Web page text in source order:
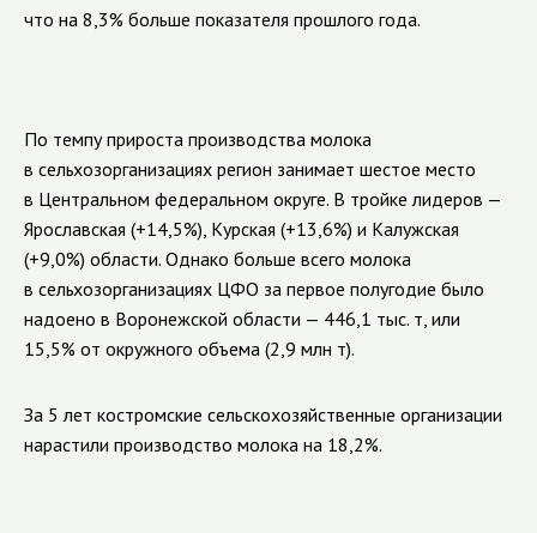
что на 8,3% больше показателя прошлого года.
По темпу прироста производства молока
в сельхозорганизациях регион занимает шестое место
в Центральном федеральном округе. В тройке лидеров —
Ярославская (+14,5%), Курская (+13,6%) и Калужская
(+9,0%) области. Однако больше всего молока
в сельхозорганизациях ЦФО за первое полугодие было
надоено в Воронежской области — 446,1 тыс. т, или
15,5% от окружного объема (2,9 млн т).
За 5 лет костромские сельскохозяйственные организации
нарастили производство молока на 18,2%.